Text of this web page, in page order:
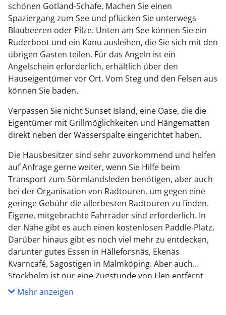
schönen Gotland-Schafe. Machen Sie einen
Spaziergang zum See und pflücken Sie unterwegs
Blaubeeren oder Pilze. Unten am See können Sie ein
Ruderboot und ein Kanu ausleihen, die Sie sich mit den
übrigen Gästen teilen. Für das Angeln ist ein
Angelschein erforderlich, erhältlich über den
Hauseigentümer vor Ort. Vom Steg und den Felsen aus
können Sie baden.
Verpassen Sie nicht Sunset Island, eine Oase, die die
Eigentümer mit Grillmöglichkeiten und Hängematten
direkt neben der Wasserspalte eingerichtet haben.
Die Hausbesitzer sind sehr zuvorkommend und helfen
auf Anfrage gerne weiter, wenn Sie Hilfe beim
Transport zum Sörmlandsleden benötigen, aber auch
bei der Organisation von Radtouren, um gegen eine
geringe Gebühr die allerbesten Radtouren zu finden.
Eigene, mitgebrachte Fahrräder sind erforderlich. In
der Nähe gibt es auch einen kostenlosen Paddle-Platz.
Darüber hinaus gibt es noch viel mehr zu entdecken,
darunter gutes Essen in Hälleforsnäs, Ekenäs
Kvarncafé, Sagostigen in Malmköping. Aber auch
Stockholm ist nur eine Zugstunde von Flen entfernt.
Mehr anzeigen